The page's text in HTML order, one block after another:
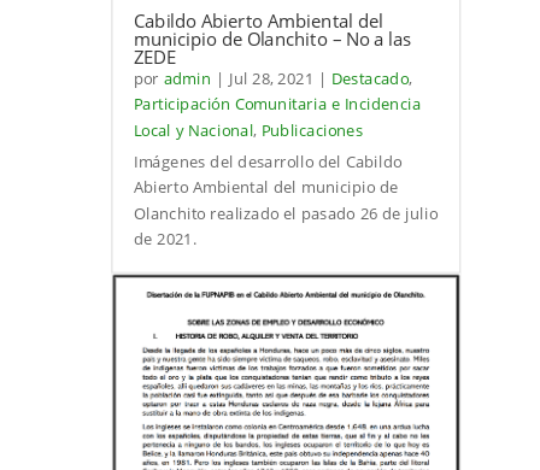
Cabildo Abierto Ambiental del
municipio de Olanchito – No a las
ZEDE
por admin | Jul 28, 2021 | Destacado,
Participación Comunitaria e Incidencia
Local y Nacional, Publicaciones
Imágenes del desarrollo del Cabildo
Abierto Ambiental del municipio de
Olanchito realizado el pasado 26 de julio
de 2021.